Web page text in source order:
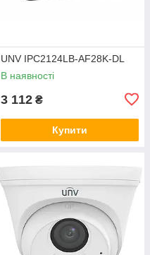
UNV IPC2124LB-AF28K-DL
В наявності
3 112 ₴
Купити